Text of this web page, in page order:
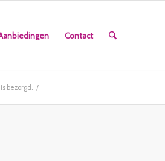
Contact
bezorgd. /